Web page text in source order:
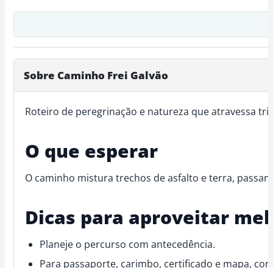
Sobre Caminho Frei Galvão
Roteiro de peregrinação e natureza que atravessa
O que esperar
O caminho mistura trechos de asfalto e terra,
Dicas para aproveitar
Planeje o percurso com antecedência.
Para passaporte, carimbo, certificado e mapa,